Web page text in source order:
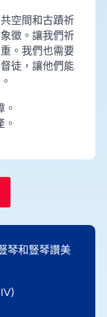
空間和古蹟祈
徵。讓我們祈
。我們也需要
徒，讓他們能
。
。
琴和豎琴讚美